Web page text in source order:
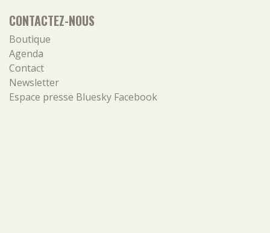
CONTACTEZ-NOUS
Boutique
Agenda
Contact
Newsletter
Espace presse Bluesky Facebook